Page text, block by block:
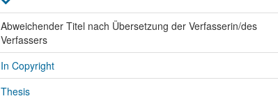
Abweichender Titel nach Übersetzung der Verfasserin/des
Verfassers
In Copyright
Thesis